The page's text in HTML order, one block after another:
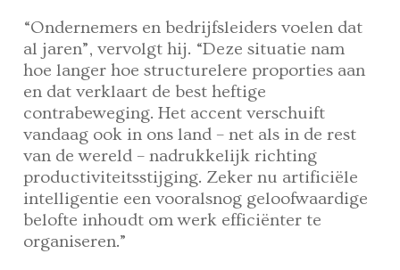
“Ondernemers en bedrijfsleiders voelen dat
al jaren”, vervolgt hij. “Deze situatie nam
hoe langer hoe structurelere proporties aan
en dat verklaart de best heftige
contrabeweging. Het accent verschuift
vandaag ook in ons land – net als in de rest
van de wereld – nadrukkelijk richting
productiviteitsstijging. Zeker nu artificiële
intelligentie een vooralsnog geloofwaardige
belofte inhoudt om werk efficiënter te
organiseren.”